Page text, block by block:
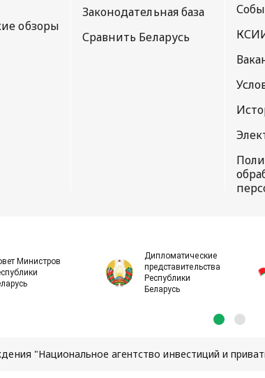
обзоры
Законодательная база
Сравнить Беларусь
Министров
Дипломатические
представительства
Республики
Беларусь
"Национальное агентство инвестиций и